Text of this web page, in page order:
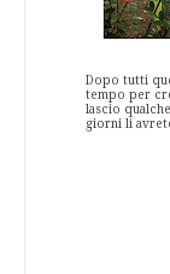
Dopo tutti
tempo per
lascio
giorni li